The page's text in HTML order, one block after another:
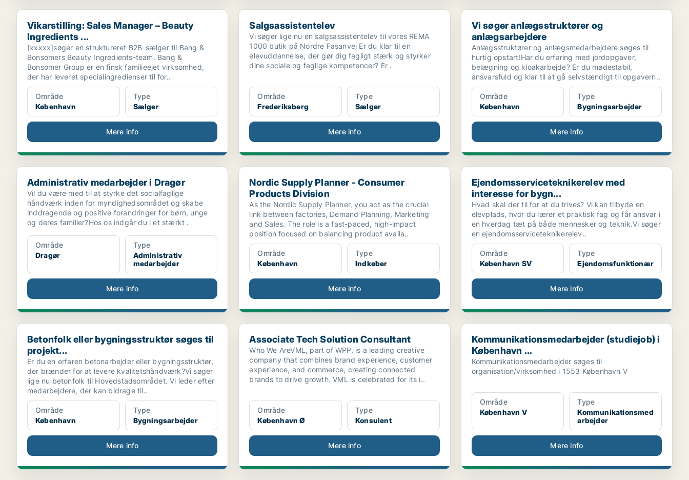
Vikarstilling: Sales Manager – Beauty Ingredients ...
Vikarstilling: Sales Manager – Beauty
Ingredients ...
[xxxxx]søger en struktureret B2B-sælger til Bang &
Bonsomers Beauty Ingredients-team. Bang &
Bonsomer Group er en finsk familieejet virksomhed,
der har leveret specialingredienser til for..
Område
København
Type
Sælger
Mere info
Salgsassistentelev
Salgsassistentelev
Vi søger lige nu en salgsassistentelev til vores REMA
1000 butik på Nordre Fasanvej Er du klar til en
elevuddannelse, der gør dig fagligt stærk og styrker
dine sociale og faglige kompetencer? Er .
Område
Frederiksberg
Type
Sælger
Mere info
Vi søger anlægsstruktører og anlægsarbejdere
Vi søger anlægsstruktører og
anlægsarbejdere
Anlægsstruktører og anlægsmedarbejdere søges til
hurtig opstart!Har du erfaring med jordopgaver,
belægning og kloakarbejde? Er du mødestabil,
ansvarsfuld og klar til at gå selvstændigt til opgavern..
Område
København
Type
Bygningsarbejder
Mere info
Administrativ medarbejder i Dragør
Administrativ medarbejder i Dragør
Vil du være med til at styrke det socialfaglige
håndværk inden for myndighedsområdet og skabe
inddragende og positive forandringer for børn, unge
og deres familier?Hos os indgår du i et stærkt .
Område
Dragør
Type
Administrativ
medarbejder
Mere info
Nordic Supply Planner - Consumer Products Division
Nordic Supply Planner - Consumer
Products Division
As the Nordic Supply Planner, you act as the crucial
link between factories, Demand Planning, Marketing
and Sales. The role is a fast-paced, high-impact
position focused on balancing product availa..
Område
København
Type
Indkøber
Mere info
Ejendomsserviceteknikerelev med interesse for bygn...
Ejendomsserviceteknikerelev med
interesse for bygn...
Hvad skal der til for at du trives? Vi kan tilbyde en
elevplads, hvor du lærer et praktisk fag og får ansvar i
en hverdag tæt på både mennesker og teknik.Vi søger
en ejendomsserviceteknikerelev..
Område
København SV
Type
Ejendomsfunktionær
Mere info
Betonfolk eller bygningsstruktør søges til projekt...
Betonfolk eller bygningsstruktør søges til
projekt...
Er du en erfaren betonarbejder eller bygningsstruktør,
der brænder for at levere kvalitetshåndværk?Vi søger
lige nu betonfolk til Hovedstadsområdet. Vi leder efter
medarbejdere, der kan bidrage til..
Område
København
Type
Bygningsarbejder
Mere info
Associate Tech Solution Consultant
Associate Tech Solution Consultant
Who We AreVML, part of WPP, is a leading creative
company that combines brand experience, customer
experience, and commerce, creating connected
brands to drive growth. VML is celebrated for its i..
Område
København Ø
Type
Konsulent
Mere info
Kommunikationsmedarbejder (studiejob) i København ...
Kommunikationsmedarbejder (studiejob) i
København ...
Kommunikationsmedarbejder søges til
organisation/virksomhed i 1553 København V
Område
København V
Type
Kommunikationsmed
arbejder
Mere info